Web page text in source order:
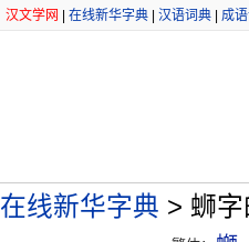
汉文学网 在线新华字典 汉语词典 成
在线新华字典 > 蛳